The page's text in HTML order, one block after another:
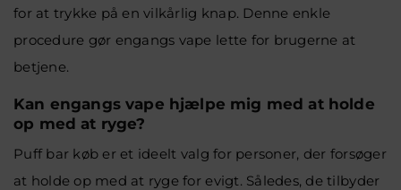
for at trykke på en vilkårlig knap. Denne enkle
procedure gør engangs vape lette for brugerne at
betjene.
Kan engangs vape hjælpe mig med at holde
op med at ryge?
Puff bar køb er et ideelt valg for personer, der forsøger
at holde op med at ryge for evigt. Således, de tilbyder